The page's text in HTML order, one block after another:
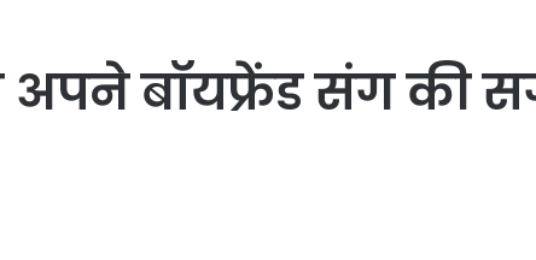
बॉयफ्रेंड संग की